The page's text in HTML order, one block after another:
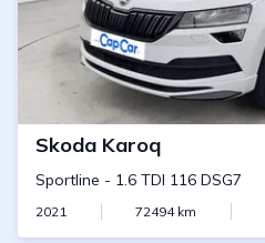
Skoda Karoq
Sportline - 1.6 TDI 116 DSG7
2021 72494km